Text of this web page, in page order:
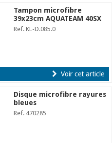
Tampon microfibre
39x23cm AQUATEAM 40SX
Ref. KL-D.085.0
Voir cet article
Disque microfibre rayures
bleues
Ref. 470285